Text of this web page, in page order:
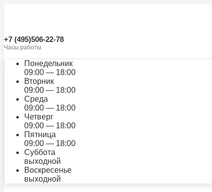
+7 (495)506-22-78
Часы работы
Понедельник
09:00 — 18:00
Вторник
09:00 — 18:00
Среда
09:00 — 18:00
Четверг
09:00 — 18:00
Пятница
09:00 — 18:00
Суббота
выходной
Воскресенье
выходной